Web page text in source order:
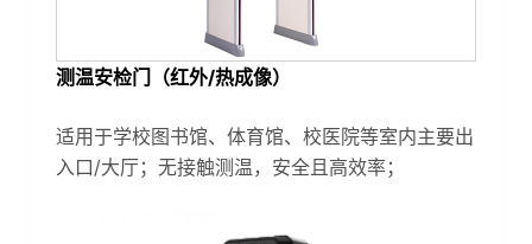
测温安检门（红外/热成像）
适用于学校图书馆、体育馆、校医院等室内主要出
入口/大厅；无接触测温，安全且高效率；